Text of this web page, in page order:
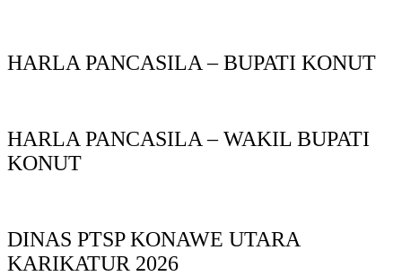
HARLA PANCASILA – BUPATI KONUT
HARLA PANCASILA – WAKIL BUPATI
KONUT
DINAS PTSP KONAWE UTARA
KARIKATUR 2026